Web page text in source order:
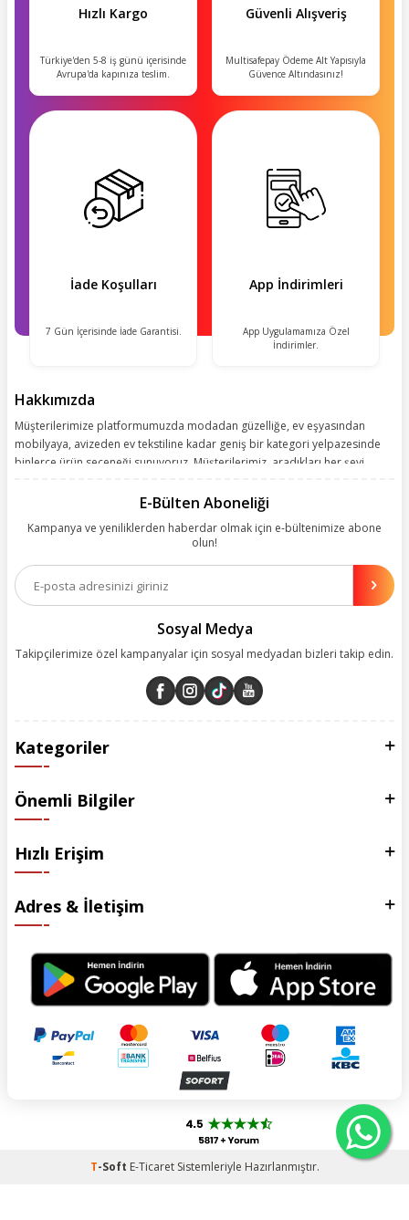
Hızlı Kargo
Türkiye'den 5-8 iş günü içerisinde
Avrupa'da kapınıza teslim.
Güvenli Alışveriş
Multisafepay Ödeme Alt Yapısıyla
Güvence Altındasınız!
İade Koşulları
7 Gün İçerisinde İade Garantisi.
App İndirimleri
App Uygulamamıza Özel
İndirimler.
Hakkımızda
Müşterilerimize platformumuzda modadan güzelliğe, ev eşyasından
mobilyaya, avizeden ev tekstiline kadar geniş bir kategori yelpazesinde
binlerce ürün seçeneği sunuyoruz. Müşterilerimiz, aradıkları her şeyi
kolay, kusursuz ve keyifli bir alışveriş yolculuğu sunarken deneyiminize
olanakları sunuyoruz. Çalışmalarımızı müşterilerimizin memnuniyetini
esas alarak yürütüyoruz.
E-Bülten Aboneliği
Kampanya ve yeniliklerden haberdar olmak için e-bültenimize abone
olun!
Sosyal Medya
Takipçilerimize özel kampanyalar için sosyal medyadan bizleri takip edin.
Kategoriler
Önemli Bilgiler
Hızlı Erişim
Adres & İletişim
T-Soft E-TicaretSistemleriyle Hazırlanmıştır.